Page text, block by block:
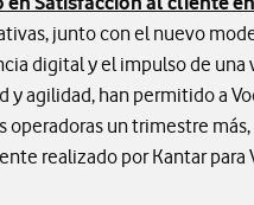
junto con el nuevo
digital y el impulso de
y agilidad, han permitido a
operadoras un trimestre
realizado por Kantar para